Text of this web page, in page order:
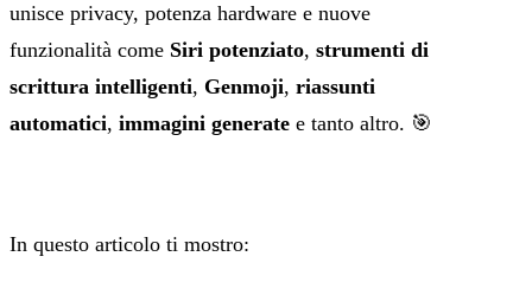
unisce privacy, potenza hardware e nuove
funzionalità come Siri potenziato, strumenti di
scrittura intelligenti, Genmoji, riassunti
automatici, immagini generate e tanto altro. 🎯
In questo articolo ti mostro: